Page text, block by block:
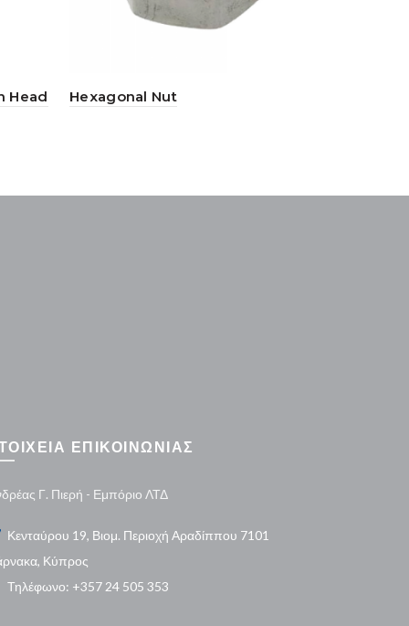
Head Hexagonal Nut
ΕΠΙΚΟΙΝΩΝΙΑΣ
Γ. Πιερή - Εμπόριο ΛΤΔ
Κενταύρου 19, Βιομ. Περιοχή Αραδίππου 7101
Κύπρος
Τηλέφωνο: +357 24 505 353